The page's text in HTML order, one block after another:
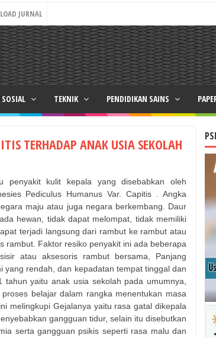
JURNAL
TEKNIK PENDIDIKAN SAINS
TERHADAP ANAK USIA SEKOLAH
penyakit kulit kepala yang disebabkan oleh
Pediculus Humanus Var. Capitis . Angka
maju atau juga negara berkembang. Daur
hewan, tidak dapat melompat, tidak memiliki
terjadi langsung dari rambut ke rambut atau
rambut. Faktor resiko penyakit ini ada beberapa
atau aksesoris rambut bersama, Panjang
rendah, dan kepadatan tempat tinggal dan
yaitu anak usia sekolah pada umumnya,
belajar dalam rangka menentukan masa
melingkupi Gejalanya yaitu rasa gatal dikepala
gangguan tidur, selain itu disebutkan
serta gangguan psikis seperti rasa malu dan